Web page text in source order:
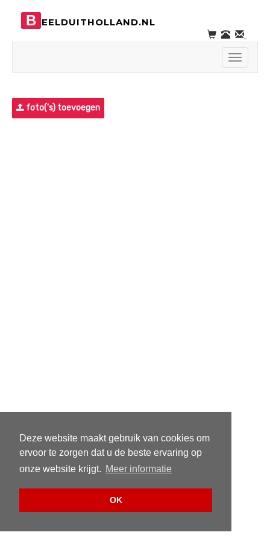
Deze website maakt gebruik van cookies om
ervoor te zorgen dat u de beste ervaring op
onze website krijgt. Meer informatie
OK
B EELDUITHOLLAND.NL
Toggle
foto('s) toevoegen